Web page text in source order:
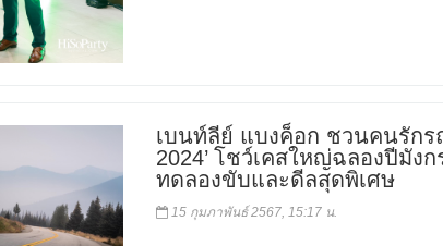
เบนท์ลีย์ แบงค็อก ชวนคนรักร
2024’ โชว์เคสใหญ่ฉลองปีมัง
ทดลองขับและดีลสุดพิเศษ
15 กุมภาพันธ์ 2567, 15:17 น.